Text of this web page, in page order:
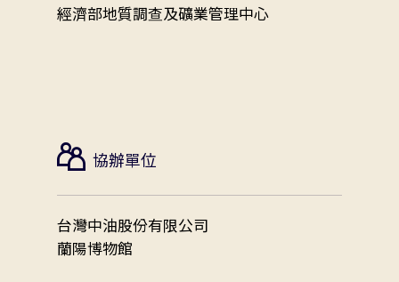
經濟部地質調查及礦業管理中心
協辦單位
台灣中油股份有限公司
蘭陽博物館